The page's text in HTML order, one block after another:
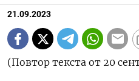
21.09.2023
(Повтор текста от 20